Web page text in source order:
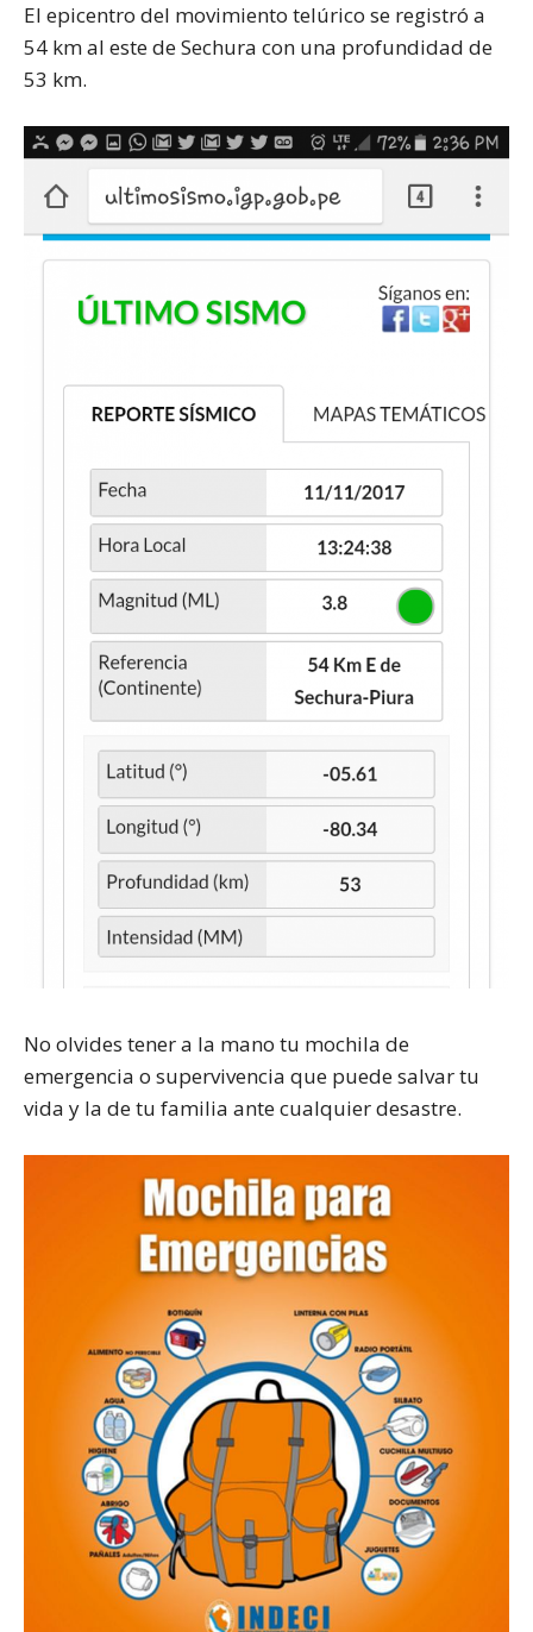
El epicentro del movimiento telúrico se registró a
54 km al este de Sechura con una profundidad de
53 km.
No olvides tener a la mano tu mochila de
emergencia o supervivencia que puede salvar tu
vida y la de tu familia ante cualquier desastre.